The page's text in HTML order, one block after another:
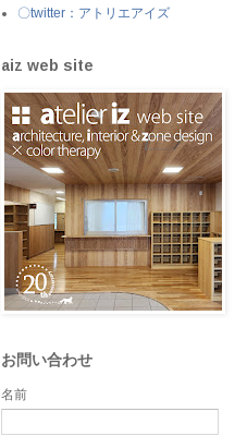
〇twitter：アトリエアイズ
aiz web site
お問い合わせ
名前